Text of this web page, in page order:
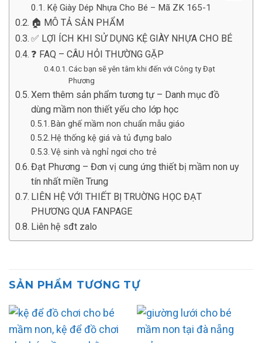
Kệ Giày Dép Nhựa Cho Bé – Mã ZK 165-1
🏠 MÔ TẢ SẢN PHẨM
✅ LỢI ÍCH KHI SỬ DỤNG KỆ GIÀY NHỰA CHO BÉ
❓ FAQ – CÂU HỎI THƯỜNG GẶP
Các bạn sẽ yên tâm khi đến với Công ty Đạt
Phương
Xem thêm sản phẩm tương tự – Danh mục đồ
dùng mầm non thiết yếu cho lớp học
Bàn ghế mầm non chuẩn mẫu giáo
Hệ thống kệ giá và tủ đựng balo
Vệ sinh và nghỉ ngơi cho trẻ
Đạt Phương – Đơn vị cung ứng thiết bị mầm non uy
tín nhất miền Trung
LIÊN HỆ VỚI THIẾT BỊ TRUỜNG HỌC ĐẠT
PHƯƠNG QUA FANPAGE
Liên hệ sđt zalo
SẢN PHẨM TƯƠNG TỰ